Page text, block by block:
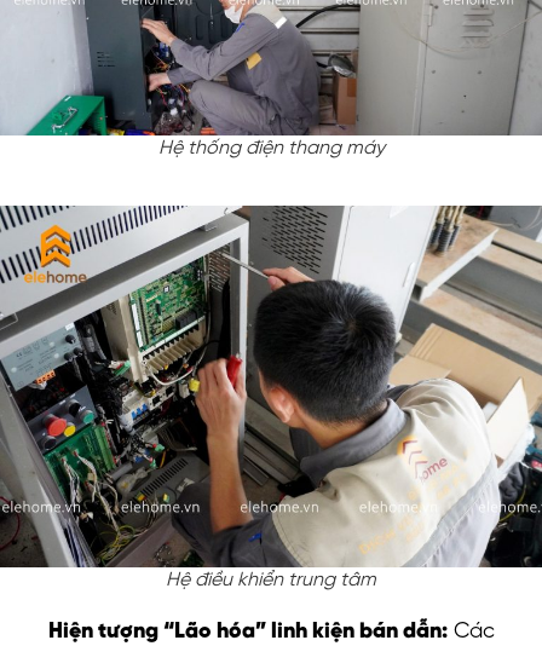
Hệ thống điện thang máy
Hệ điều khiển trung tâm
Hiện tượng “Lão hóa” linh kiện bán dẫn: Các